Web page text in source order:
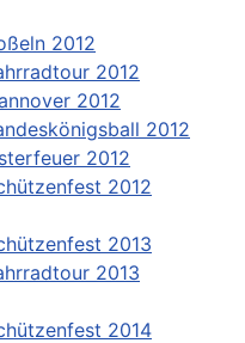
2012
2012
2012
2012
2012
2012
2013
2013
2014